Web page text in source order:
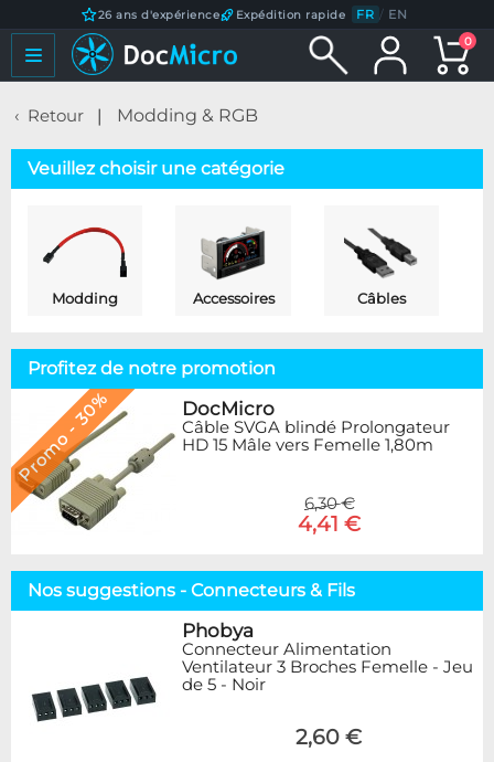
26 ans d'expérience Expédition rapide FR / EN
0
Retour Modding & RGB
Veuillez choisir une catégorie
Modding Accessoires Câbles
Profitez de notre promotion
Promo - 30% DocMicro
Câble SVGA blindé Prolongateur
HD 15 Mâle vers Femelle 1,80m
6,30 €
4,41 €
Nos suggestions - Connecteurs & Fils
Phobya
Connecteur Alimentation
Ventilateur 3 Broches Femelle - Jeu
de 5 - Noir
2,60 €